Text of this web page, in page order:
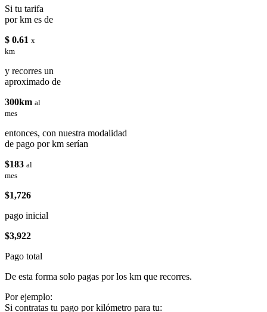
Si tu tarifa
por km es de
$ 0.61 x
km
y recorres un
aproximado de
300km al
mes
entonces, con nuestra modalidad
de pago por km serían
$183 al
mes
$1,726
pago inicial
$3,922
Pago total
De esta forma solo pagas por los km que recorres.
Por ejemplo:
Si contratas tu pago por kilómetro para tu: